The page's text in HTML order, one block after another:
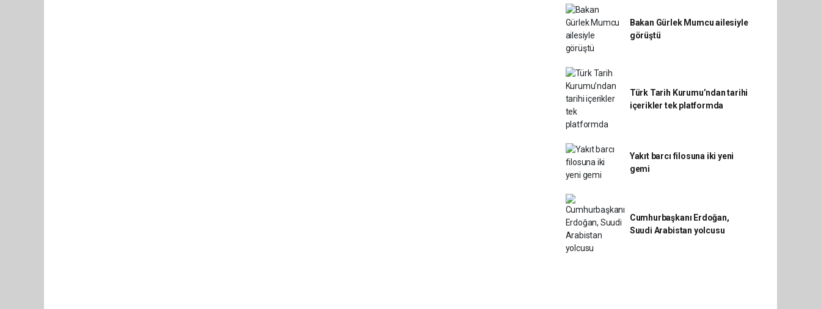
Bakan Gürlek Mumcu ailesiyle
görüştü
Türk Tarih Kurumu’ndan tarihi
içerikler tek platformda
Yakıt barcı filosuna iki yeni
gemi
Cumhurbaşkanı Erdoğan,
Suudi Arabistan yolcusu